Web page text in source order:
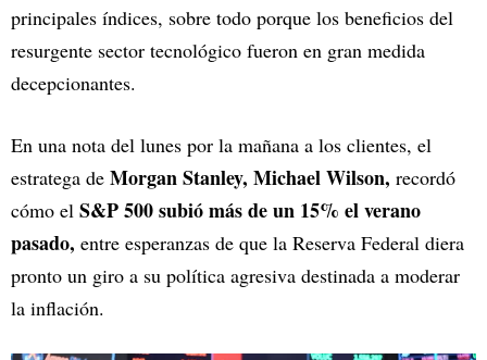
principales índices, sobre todo porque los beneficios del
resurgente sector tecnológico fueron en gran medida
decepcionantes.
En una nota del lunes por la mañana a los clientes, el
estratega de Morgan Stanley, Michael Wilson, recordó
cómo el S&P 500 subió más de un 15% el verano
pasado, entre esperanzas de que la Reserva Federal diera
pronto un giro a su política agresiva destinada a moderar
la inflación.